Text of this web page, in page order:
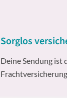
Sorglos
Deine Sendung ist
Frachtversicherung